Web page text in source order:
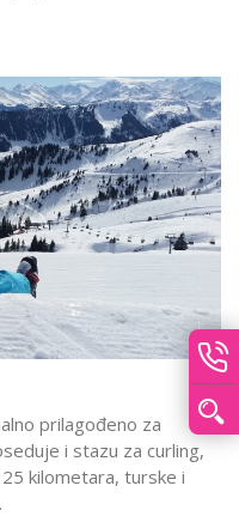
prilagođeno za
i stazu za curling,
kilometara, turske i